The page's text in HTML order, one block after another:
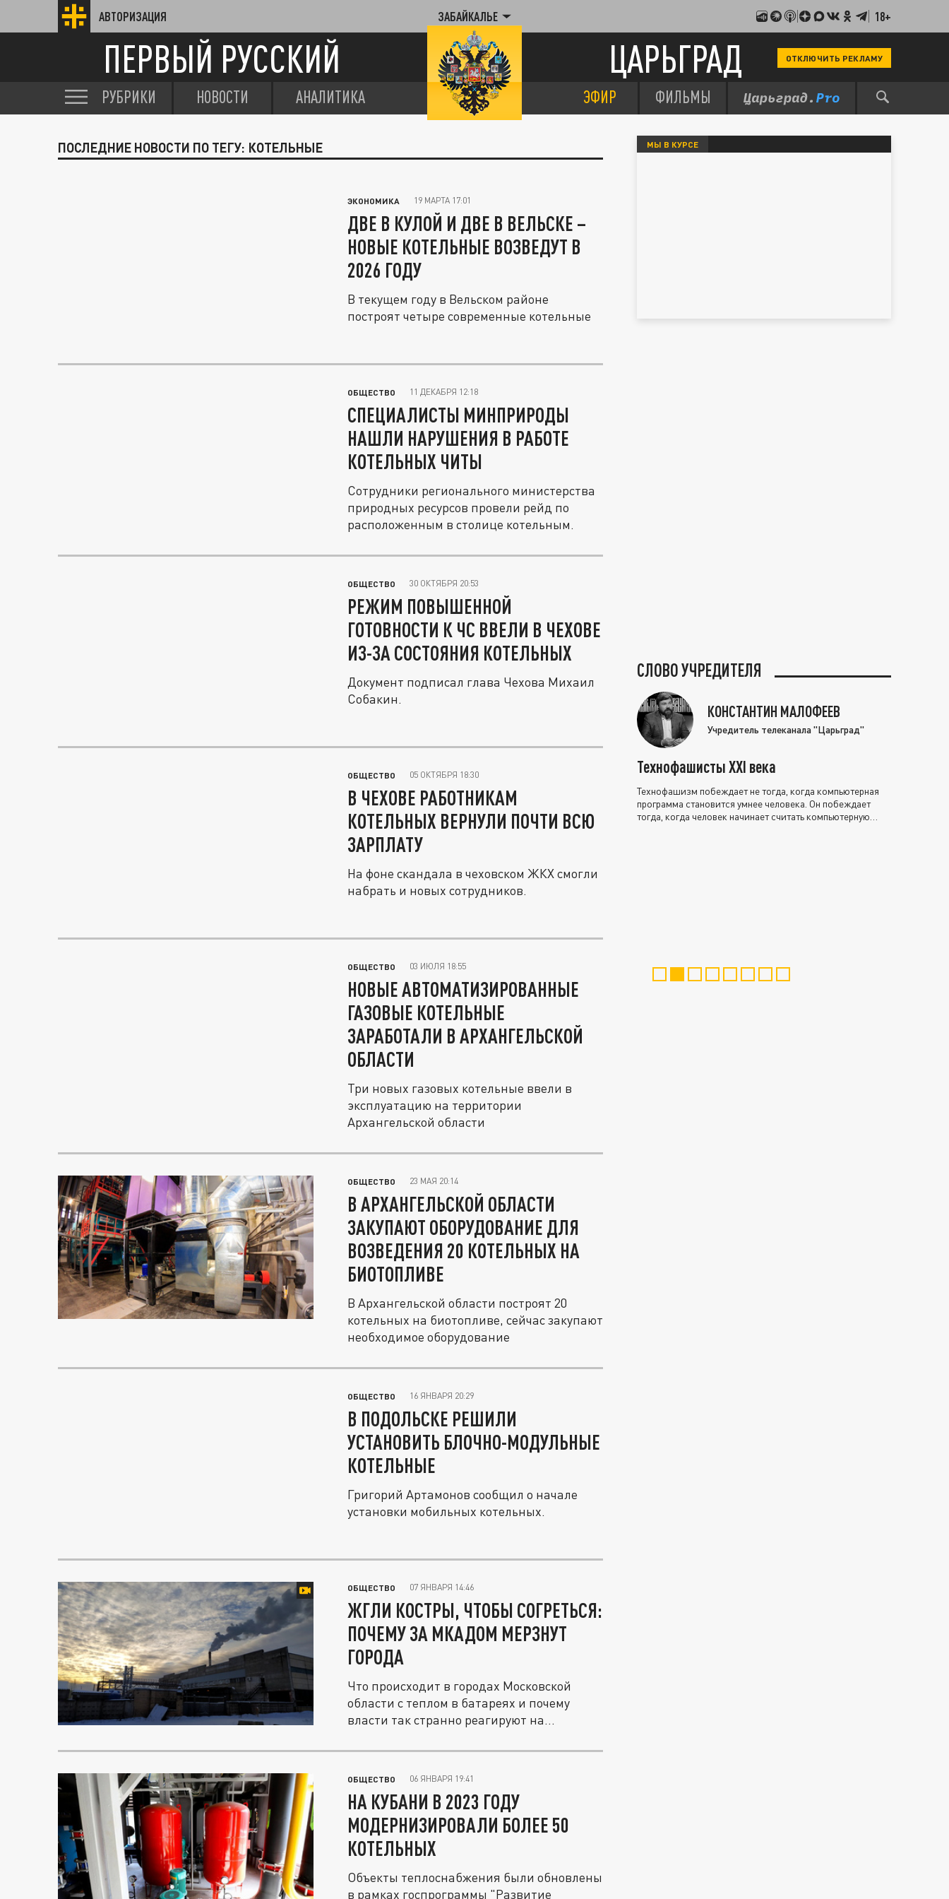
АВТОРИЗАЦИЯ ЗАБАЙКАЛЬЕ 18+
ПЕРВЫЙ РУССКИЙ ЦАРЬГРАД ОТКЛЮЧИТЬ РЕКЛАМУ
РУБРИКИ НОВОСТИ АНАЛИТИКА ЭФИР ФИЛЬМЫ
ПОСЛЕДНИЕ НОВОСТИ ПО ТЕГУ: КОТЕЛЬНЫЕ
ЭКОНОМИКА 19 МАРТА 17:01
ДВЕ В КУЛОЙ И ДВЕ В ВЕЛЬСКЕ –
НОВЫЕ КОТЕЛЬНЫЕ ВОЗВЕДУТ В
2026 ГОДУ
В текущем году в Вельском районе
построят четыре современные котельные
ОБЩЕСТВО 11 ДЕКАБРЯ 12:18
СПЕЦИАЛИСТЫ МИНПРИРОДЫ
НАШЛИ НАРУШЕНИЯ В РАБОТЕ
КОТЕЛЬНЫХ ЧИТЫ
Сотрудники регионального министерства
природных ресурсов провели рейд по
расположенным в столице котельным.
ОБЩЕСТВО 30 ОКТЯБРЯ 20:53
РЕЖИМ ПОВЫШЕННОЙ
ГОТОВНОСТИ К ЧС ВВЕЛИ В ЧЕХОВЕ
ИЗ-ЗА СОСТОЯНИЯ КОТЕЛЬНЫХ
Документ подписал глава Чехова Михаил
Собакин.
ОБЩЕСТВО 05 ОКТЯБРЯ 18:30
В ЧЕХОВЕ РАБОТНИКАМ
КОТЕЛЬНЫХ ВЕРНУЛИ ПОЧТИ ВСЮ
ЗАРПЛАТУ
На фоне скандала в чеховском ЖКХ смогли
набрать и новых сотрудников.
ОБЩЕСТВО 03 ИЮЛЯ 18:55
НОВЫЕ АВТОМАТИЗИРОВАННЫЕ
ГАЗОВЫЕ КОТЕЛЬНЫЕ
ЗАРАБОТАЛИ В АРХАНГЕЛЬСКОЙ
ОБЛАСТИ
Три новых газовых котельные ввели в
эксплуатацию на территории
Архангельской области
ОБЩЕСТВО 23 МАЯ 20:14
В АРХАНГЕЛЬСКОЙ ОБЛАСТИ
ЗАКУПАЮТ ОБОРУДОВАНИЕ ДЛЯ
ВОЗВЕДЕНИЯ 20 КОТЕЛЬНЫХ НА
БИОТОПЛИВЕ
В Архангельской области построят 20
котельных на биотопливе, сейчас закупают
необходимое оборудование
ОБЩЕСТВО 16 ЯНВАРЯ 20:29
В ПОДОЛЬСКЕ РЕШИЛИ
УСТАНОВИТЬ БЛОЧНО-МОДУЛЬНЫЕ
КОТЕЛЬНЫЕ
Григорий Артамонов сообщил о начале
установки мобильных котельных.
ОБЩЕСТВО 07 ЯНВАРЯ 14:46
ЖГЛИ КОСТРЫ, ЧТОБЫ СОГРЕТЬСЯ:
ПОЧЕМУ ЗА МКАДОМ МЕРЗНУТ
ГОРОДА
Что происходит в городах Московской
области с теплом в батареях и почему
власти так странно реагируют на...
ОБЩЕСТВО 06 ЯНВАРЯ 19:41
НА КУБАНИ В 2023 ГОДУ
МОДЕРНИЗИРОВАЛИ БОЛЕЕ 50
КОТЕЛЬНЫХ
Объекты теплоснабжения были обновлены
в рамках госпрограммы "Развитие
МЫ В КУРСЕ
СЛОВО УЧРЕДИТЕЛЯ
КОНСТАНТИН МАЛОФЕЕВ
Учредитель телеканала "Царьград"
Технофашисты XXI века
Технофашизм побеждает не тогда, когда компьютерная
программа становится умнее человека. Он побеждает
тогда, когда человек начинает считать компьютерную